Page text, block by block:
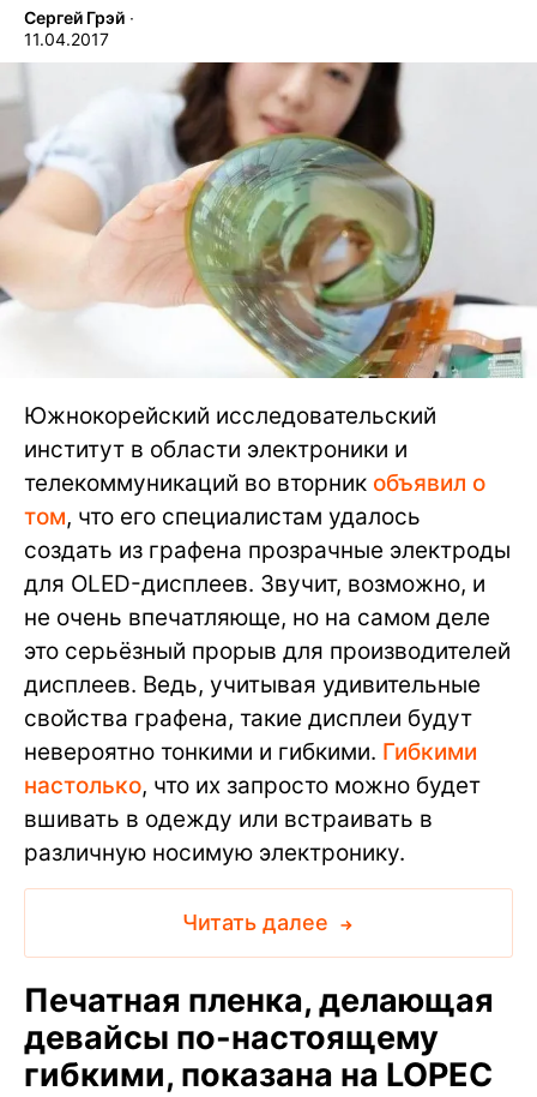
Сергей Грэй ∙
11.04.2017
Южнокорейский исследовательский
институт в области электроники и
телекоммуникаций во вторник объявил о
том, что его специалистам удалось
создать из графена прозрачные электроды
для OLED-дисплеев. Звучит, возможно, и
не очень впечатляюще, но на самом деле
это серьёзный прорыв для производителей
дисплеев. Ведь, учитывая удивительные
свойства графена, такие дисплеи будут
невероятно тонкими и гибкими. Гибкими
настолько, что их запросто можно будет
вшивать в одежду или встраивать в
различную носимую электронику.
Читать далее
Печатная пленка, делающая
девайсы по-настоящему
гибкими, показана на LOPEC